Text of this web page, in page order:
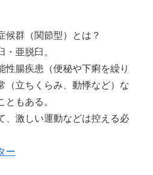
候群（関節型）とは？
・亜脱臼。
性腸疾患（便秘や下痢を繰り
（立ちくらみ、動悸など）な
ともある。
、激しい運動などは控える必
ー